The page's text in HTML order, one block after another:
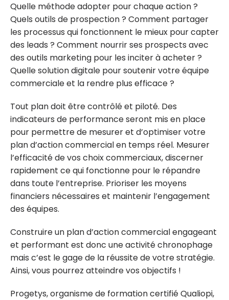
Quelle méthode adopter pour chaque action ?
Quels outils de prospection ? Comment partager
les processus qui fonctionnent le mieux pour capter
des leads ? Comment nourrir ses prospects avec
des outils marketing pour les inciter à acheter ?
Quelle solution digitale pour soutenir votre équipe
commerciale et la rendre plus efficace ?
Tout plan doit être contrôlé et piloté. Des
indicateurs de performance seront mis en place
pour permettre de mesurer et d’optimiser votre
plan d’action commercial en temps réel. Mesurer
l’efficacité de vos choix commerciaux, discerner
rapidement ce qui fonctionne pour le répandre
dans toute l’entreprise. Prioriser les moyens
financiers nécessaires et maintenir l’engagement
des équipes.
Construire un plan d’action commercial engageant
et performant est donc une activité chronophage
mais c’est le gage de la réussite de votre stratégie.
Ainsi, vous pourrez atteindre vos objectifs !
Progetys, organisme de formation certifié Qualiopi,